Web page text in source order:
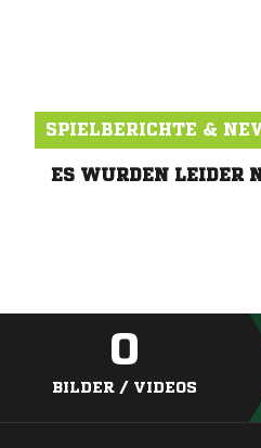
SPIELBERICHTE &
ES WURDEN LEIDER
0
BILDER / VIDEOS